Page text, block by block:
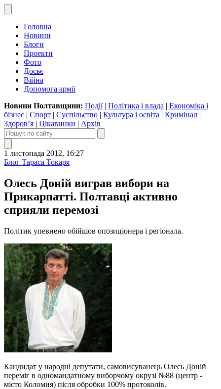
Головна
Новини
Блоги
Проекти
Фото
Досьє
Війна
Допомога армії
Новини Полтавщини: Події| Політика і влада | Економіка і
бізнес | Спорт | Суспільство | Культура і освіта | Кримінал |
Здоров’я | Цікавинки | Архів
1 листопада 2012, 16:27
Блог Тараса Токаря
Олесь Доній виграв вибори на
Прикарпатті. Полтавці активно
сприяли перемозі
Політик упевнено обійшов опозиціонера і регіонала.
Кандидат у народні депутати, самовисуванець Олесь Доній
переміг в одномандатному виборчому окрузі №88 (центр -
місто Коломия) після обробки 100% протоколів.